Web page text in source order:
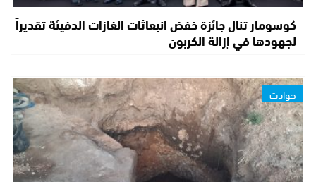
كوسومار تنال جائزة خفض انبعاثات الغازات الدفيئة تقديراً
لجهودها في إزالة الكربون
حوادث